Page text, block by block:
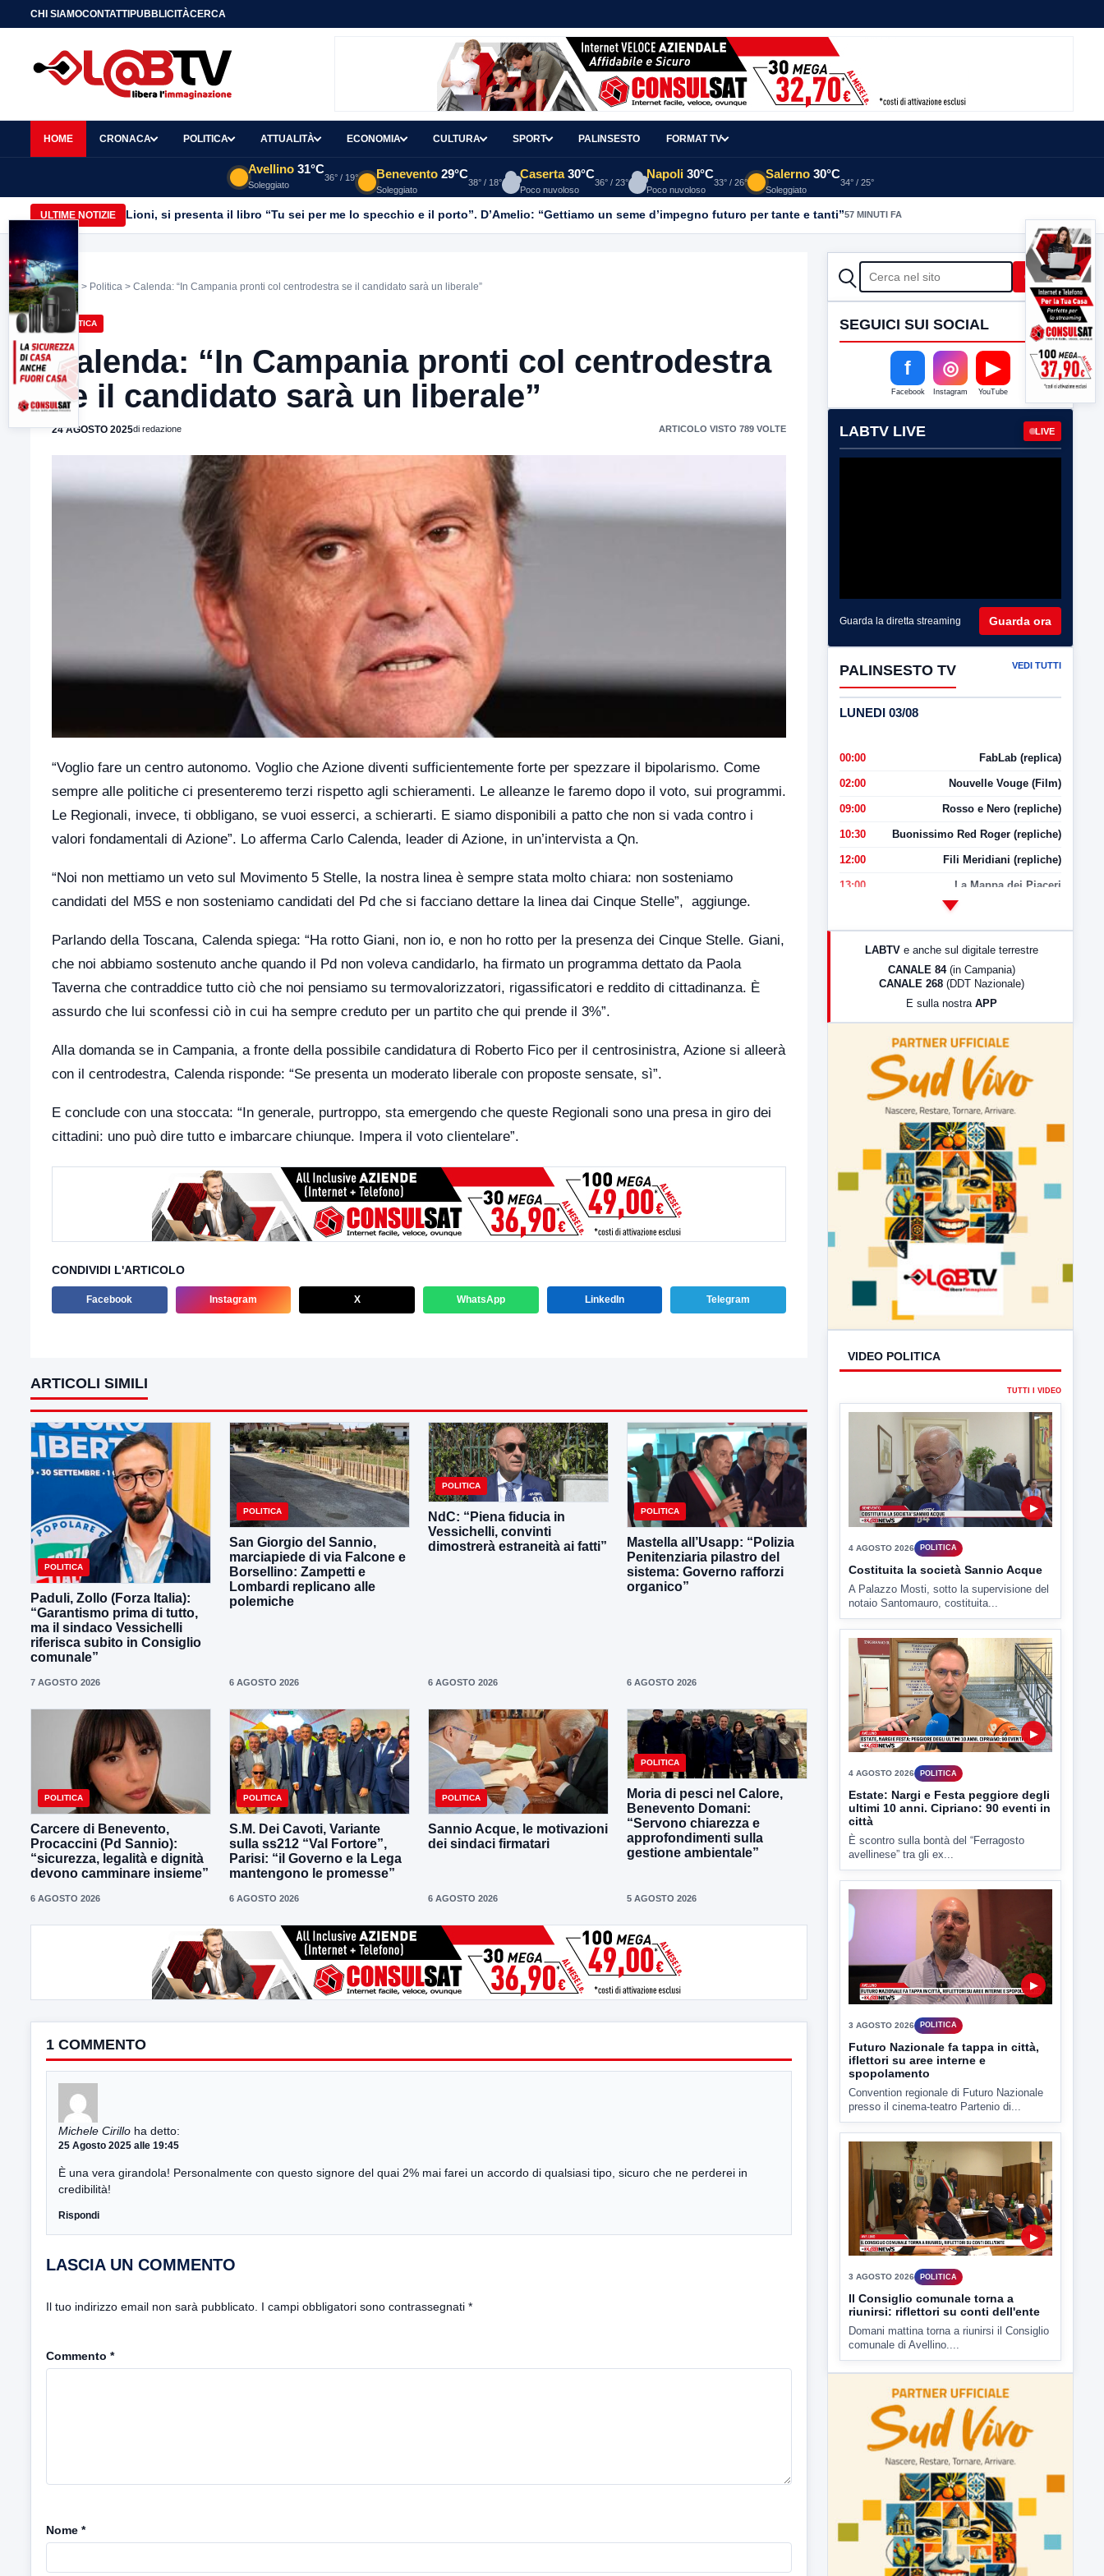
CHI SIAMOCONTATTIPUBBLICITÀCERCA
HOME CRONACA POLITICA ATTUALITÀ ECONOMIA CULTURA SPORT PALINSESTO FORMAT TV
Avellino 31°C
Soleggiato
36° / 19° Benevento 29°C
Soleggiato
38° / 18°
Caserta 30°C
Poco nuvoloso
36° / 23°
Napoli 30°C
Poco nuvoloso
33° / 26°
Salerno 30°C
Soleggiato
34° / 25°
ULTIME NOTIZIE Lioni, si presenta il libro “Tu sei per me lo specchio e il porto”. D’Amelio: “Gettiamo un seme d’impegno futuro per tante e tanti”57 MINUTI FA
Home > Politica > Calenda: “In Campania pronti col centrodestra se il candidato sarà un liberale”
POLITICA
Calenda: “In Campania pronti col centrodestra
se il candidato sarà un liberale”
24 AGOSTO 2025di redazione ARTICOLO VISTO 789 VOLTE
“Voglio fare un centro autonomo. Voglio che Azione diventi sufficientemente forte per spezzare il bipolarismo. Come
sempre alle politiche ci presenteremo terzi rispetto agli schieramenti. Le alleanze le faremo dopo il voto, sui programmi.
Le Regionali, invece, ti obbligano, se vuoi esserci, a schierarti. E siamo disponibili a patto che non si vada contro i
valori fondamentali di Azione”. Lo afferma Carlo Calenda, leader di Azione, in un’intervista a Qn.
“Noi non mettiamo un veto sul Movimento 5 Stelle, la nostra linea è sempre stata molto chiara: non sosteniamo
candidati del M5S e non sosteniamo candidati del Pd che si facciano dettare la linea dai Cinque Stelle”, aggiunge.
Parlando della Toscana, Calenda spiega: “Ha rotto Giani, non io, e non ho rotto per la presenza dei Cinque Stelle. Giani,
che noi abbiamo sostenuto anche quando il Pd non voleva candidarlo, ha firmato un programma dettato da Paola
Taverna che contraddice tutto ciò che noi pensiamo su termovalorizzatori, rigassificatori e reddito di cittadinanza. È
assurdo che lui sconfessi ciò in cui ha sempre creduto per un partito che qui prende il 3%”.
Alla domanda se in Campania, a fronte della possibile candidatura di Roberto Fico per il centrosinistra, Azione si alleerà
con il centrodestra, Calenda risponde: “Se presenta un moderato liberale con proposte sensate, sì”.
E conclude con una stoccata: “In generale, purtroppo, sta emergendo che queste Regionali sono una presa in giro dei
cittadini: uno può dire tutto e imbarcare chiunque. Impera il voto clientelare”.
CONDIVIDI L'ARTICOLO
Facebook Instagram X WhatsApp LinkedIn Telegram
ARTICOLI SIMILI
POLITICA
Paduli, Zollo (Forza Italia):
“Garantismo prima di tutto,
ma il sindaco Vessichelli
riferisca subito in Consiglio
comunale”
7 AGOSTO 2026
POLITICA
San Giorgio del Sannio,
marciapiede di via Falcone e
Borsellino: Zampetti e
Lombardi replicano alle
polemiche
6 AGOSTO 2026
POLITICA
NdC: “Piena fiducia in
Vessichelli, convinti
dimostrerà estraneità ai fatti”
6 AGOSTO 2026
POLITICA
Mastella all’Usapp: “Polizia
Penitenziaria pilastro del
sistema: Governo rafforzi
organico”
6 AGOSTO 2026
POLITICA
Carcere di Benevento,
Procaccini (Pd Sannio):
“sicurezza, legalità e dignità
devono camminare insieme”
6 AGOSTO 2026
POLITICA
S.M. Dei Cavoti, Variante
sulla ss212 “Val Fortore”,
Parisi: “il Governo e la Lega
mantengono le promesse”
6 AGOSTO 2026
POLITICA
Sannio Acque, le motivazioni
dei sindaci firmatari
6 AGOSTO 2026
POLITICA
Moria di pesci nel Calore,
Benevento Domani:
“Servono chiarezza e
approfondimenti sulla
gestione ambientale”
5 AGOSTO 2026
1 COMMENTO
Michele Cirillo ha detto:
25 Agosto 2025 alle 19:45
È una vera girandola! Personalmente con questo signore del quai 2% mai farei un accordo di qualsiasi tipo, sicuro che ne perderei in
credibilità!
Rispondi
LASCIA UN COMMENTO
Il tuo indirizzo email non sarà pubblicato. I campi obbligatori sono contrassegnati *
Commento *
Nome *
CERCA Cerca
SEGUICI SUI SOCIAL
f
Facebook
◎
Instagram
▶
YouTube
LABTV LIVE LIVE
Guarda la diretta streaming Guarda ora
PALINSESTO TV VEDI TUTTI
LUNEDI 03/08
00:00 FabLab (replica)
02:00 Nouvelle Vouge (Film)
09:00 Rosso e Nero (repliche)
10:30 Buonissimo Red Roger (repliche)
12:00 Fili Meridiani (repliche)
13:00 La Mappa dei Piaceri
LabNews (Diretta)
LabNews (replica)
LABTV e anche sul digitale terrestre
CANALE 84 (in Campania)
CANALE 268 (DDT Nazionale)
E sulla nostra APP
VIDEO POLITICA
TUTTI I VIDEO
4 AGOSTO 2026 POLITICA
Costituita la società Sannio Acque
A Palazzo Mosti, sotto la supervisione del
notaio Santomauro, costituita...
Estate: Nargi e Festa peggiore degli
ultimi 10 anni. Cipriano: 90 eventi in
città
È scontro sulla bontà del “Ferragosto
avellinese” tra gli ex...
▶
Futuro Nazionale fa tappa in città,
iflettori su aree interne e
spopolamento
Convention regionale di Futuro Nazionale
presso il cinema-teatro Partenio di...
Il Consiglio comunale torna a
riunirsi: riflettori su conti dell'ente
Domani mattina torna a riunirsi il Consiglio
comunale di Avellino....